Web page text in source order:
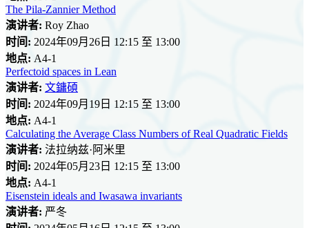
The Pila-Zannier Method
演讲者: Roy Zhao
时间: 2024年09月26日 12:15 至 13:00
地点: A4-1
Perfectoid spaces in Lean
演讲者: 文鏞碩
时间: 2024年09月19日 12:15 至 13:00
地点: A4-1
Calculating the Average Class Numbers of Real Quadratic Fields
演讲者: 法拉纳兹·阿米里
时间: 2024年05月23日 12:15 至 13:00
地点: A4-1
Eisenstein ideals and Iwasawa invariants
演讲者: 严冬